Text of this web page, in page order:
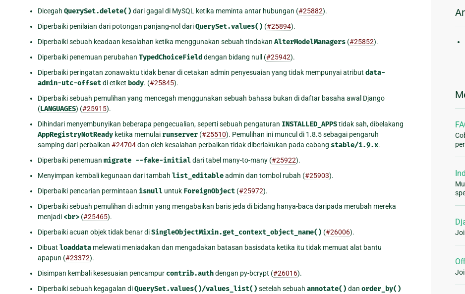
Dicegah QuerySet.delete() dari gagal di MySQL ketika meminta antar hubungan (#25882).
Diperbaiki penilaian dari potongan panjang-nol dariQuerySet.values() (#25894).
Diperbaiki sebuah keadaan kesalahan ketika menggunakan sebuah tindakan AlterModelManagers (#25852).
Diperbaiki penemuan perubahan TypedChoiceField dengan bidang null (#25942).
Diperbaiki peringatan zonawaktu tidak benar di cetakan admin penyesuaian yang tidak mempunyai atribut data-
admin-utc-offsetdi etiket body. (#25845).
Diperbaiki sebuah pemulihan yang mencegah menggunakan sebuah bahasa bukan di daftar basaha awal Django
(LANGUAGES) (#25915).
Dihindari menyembunyikan beberapa pengecualian, seperti sebuah pengaturan INSTALLED_APPStidak sah, dibelakang
AppRegistryNotReady ketika memulai runserver (#25510). Pemulihan ini muncul di 1.8.5 sebagai pengaruh
samping dari perbaikan #24704dan oleh kesalahan perbaikan tidak diberlakukan pada cabang stable/1.9.x.
Diperbaiki penemuan migrate --fake-initialdari tabel many-to-many (#25922).
Menyimpan kembali kegunaan dari tambah list_editableadmin dan tombol rubah (#25903).
Diperbaiki pencarian permintaan isnull untuk ForeignObject (#25972).
Diperbaiki sebuah pemulihan di admin yang mengabaikan baris jeda di bidang hanya-baca daripada merubah mereka
menjadi <br> (#25465).
Diperbaiki acuan objek tidak benar diSingleObjectMixin.get_context_object_name() (#26006).
Dibuat loaddata melewati meniadakan dan mengadakan batasan basisdata ketika itu tidak memuat alat bantu
apapun (#23372).
Disimpan kembali kesesuaian pencampur contrib.authdengan py-bcrypt (#26016).
Diperbaiki sebuah kegagalan diQuerySet.values()/values_list() setelah sebuah annotate() dan order_by()